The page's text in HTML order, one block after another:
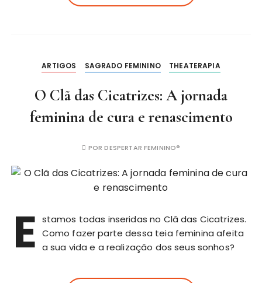
ARTIGOS SAGRADO FEMININO THEATERAPIA
O Clã das Cicatrizes: A jornada
feminina de cura e renascimento
PORDESPERTAR FEMININO®
E stamos todas inseridas no Clã das Cicatrizes.
Como fazer parte dessa teia feminina afeita
a sua vida e a realização dos seus sonhos?